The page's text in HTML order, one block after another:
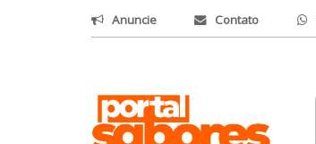
Anuncie Contato